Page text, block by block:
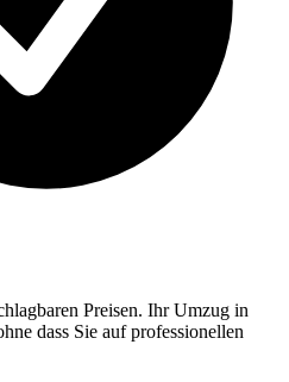
Preisen. Ihr Umzug in
dass Sie auf professionellen